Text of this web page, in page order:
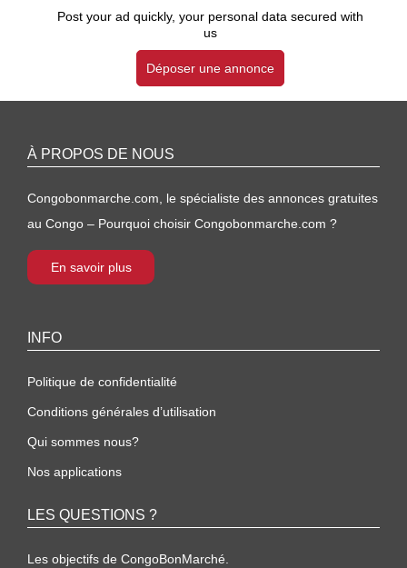
Post your ad quickly, your personal data secured with
us
Déposer une annonce
À PROPOS DE NOUS
Congobonmarche.com, le spécialiste des annonces gratuites
au Congo – Pourquoi choisir Congobonmarche.com ?
En savoir plus
INFO
Politique de confidentialité
Conditions générales d’utilisation
Qui sommes nous?
Nos applications
LES QUESTIONS ?
Les objectifs de CongoBonMarché.